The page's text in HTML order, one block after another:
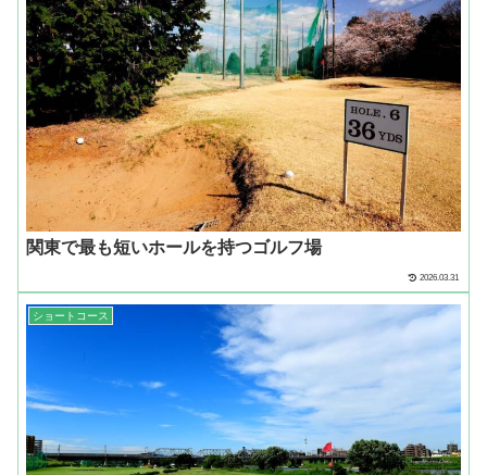
関東で最も短いホールを持つゴルフ場
2026.03.31
ショートコース